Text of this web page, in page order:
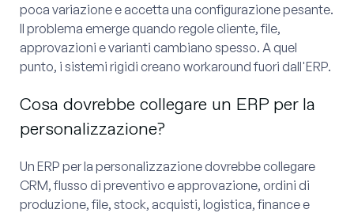
poca variazione e accetta una configurazione pesante.
Il problema emerge quando regole cliente, file,
approvazioni e varianti cambiano spesso. A quel
punto, i sistemi rigidi creano workaround fuori dall'ERP.
Cosa dovrebbe collegare un ERP per la
personalizzazione?
Un ERP per la personalizzazione dovrebbe collegare
CRM, flusso di preventivo e approvazione, ordini di
produzione, file, stock, acquisti, logistica, finance e